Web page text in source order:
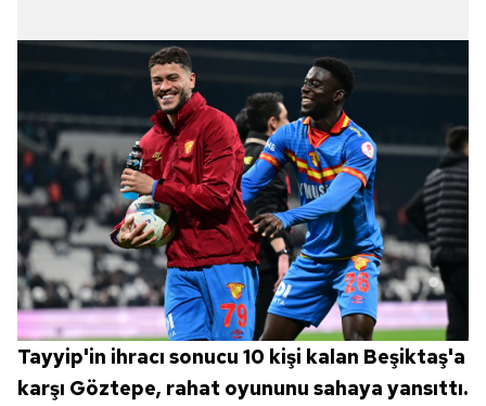
Tayyip'in ihracı sonucu 10 kişi kalan Beşiktaş'a
karşı Göztepe, rahat oyununu sahaya yansıttı.